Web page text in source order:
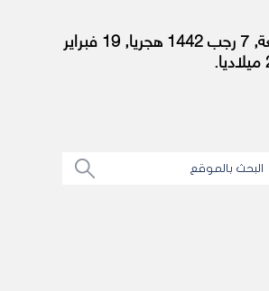
الجمعة, 7 رجب 1442 هجريا, 19 فبراير